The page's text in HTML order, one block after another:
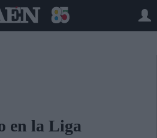
en la Liga